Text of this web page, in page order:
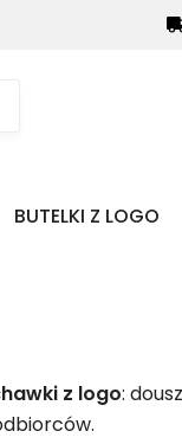
BUTELKI Z LOGO
z logo: